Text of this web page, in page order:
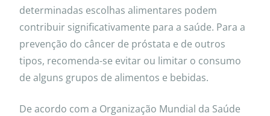
determinadas escolhas alimentares podem
contribuir significativamente para a saúde. Para a
prevenção do câncer de próstata e de outros
tipos, recomenda-se evitar ou limitar o consumo
de alguns grupos de alimentos e bebidas.
De acordo com a Organização Mundial da Saúde